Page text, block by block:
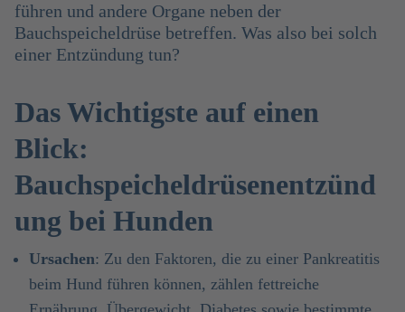
führen und andere Organe neben der
Bauchspeicheldrüse betreffen. Was also bei solch
einer Entzündung tun?
Das Wichtigste auf einen
Blick:
Bauchspeicheldrüsenentzünd
ung bei Hunden
Ursachen: Zu den Faktoren, die zu einer Pankreatitis
beim Hund führen können, zählen fettreiche